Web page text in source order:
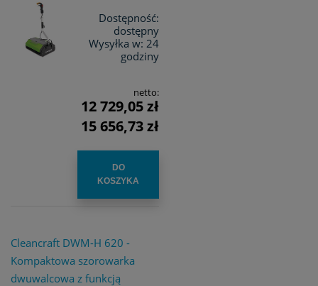
Dostępność:
dostępny
Wysyłka w: 24
godziny
netto:
12 729,05 zł
15 656,73 zł
DO
KOSZYKA
Cleancraft DWM-H 620 -
Kompaktowa szorowarka
dwuwalcowa z funkcją